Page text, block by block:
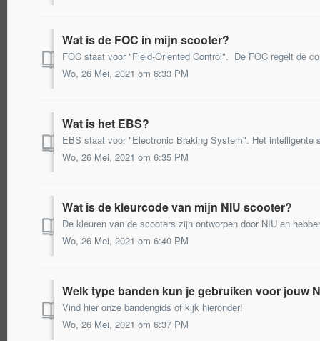
Wat is de FOC in mijn scooter?
Wo, 26 Mei, 2021 om 6:33 PM
Wat is het EBS?
Wo, 26 Mei, 2021 om 6:35 PM
Wat is de kleurcode van mijn NIU scooter?
Wo, 26 Mei, 2021 om 6:40 PM
Welk type banden kun je gebruiken voor jouw
Vind hier onze bandengids of kijk hieronder!
Wo, 26 Mei, 2021 om 6:37 PM